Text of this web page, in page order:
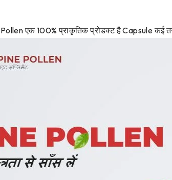
एक 100% प्राकृतिक प्रोडक्ट है Capsule कई